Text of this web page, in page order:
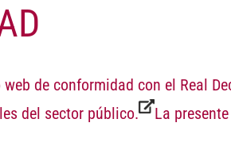
de conformidad con el Real
del sector público.
La